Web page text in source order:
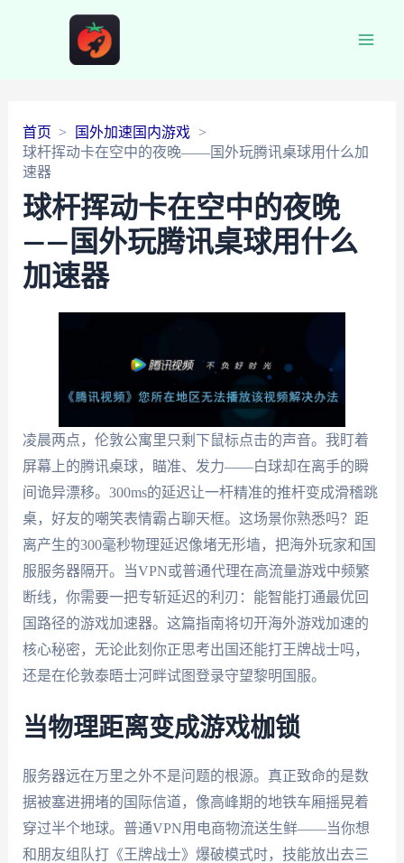
首页
国外加速国内游戏
球杆挥动卡在空中的夜晚——国外玩腾讯桌球用什么加
速器
球杆挥动卡在空中的夜晚
——国外玩腾讯桌球用什么
加速器
凌晨两点，伦敦公寓里只剩下鼠标点击的声音。我盯着
屏幕上的腾讯桌球，瞄准、发力——白球却在离手的瞬
间诡异漂移。300ms的延迟让一杆精准的推杆变成滑稽跳
桌，好友的嘲笑表情霸占聊天框。这场景你熟悉吗？距
离产生的300毫秒物理延迟像堵无形墙，把海外玩家和国
服服务器隔开。当VPN或普通代理在高流量游戏中频繁
断线，你需要一把专斩延迟的利刃：能智能打通最优回
国路径的游戏加速器。这篇指南将切开海外游戏加速的
核心秘密，无论此刻你正思考出国还能打王牌战士吗，
还是在伦敦泰晤士河畔试图登录守望黎明国服。
当物理距离变成游戏枷锁
服务器远在万里之外不是问题的根源。真正致命的是数
据被塞进拥堵的国际信道，像高峰期的地铁车厢摇晃着
穿过半个地球。普通VPN用电商物流送生鲜——当你想
和朋友组队打《王牌战士》爆破模式时，技能放出去三